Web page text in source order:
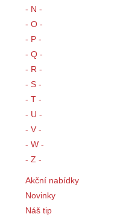
- N -
- O -
- P -
- Q -
- R -
- S -
- T -
- U -
- V -
- W -
- Z -
Akční nabídky
Novinky
Náš tip